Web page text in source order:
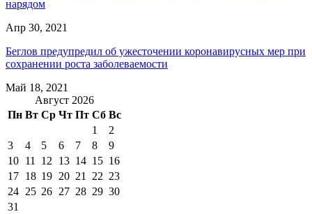
нарядом
Апр 30, 2021
Беглов предупредил об ужесточении коронавирусных мер при
сохранении роста заболеваемости
Май 18, 2021
Август 2026
Пн Вт Ср Чт Пт Сб Вс
1
2
3
4 5 6 7 8
9
10 11 12 13 14 15 16
17 18 19 20 21 22 23
24 25 26 27 28 29 30
31